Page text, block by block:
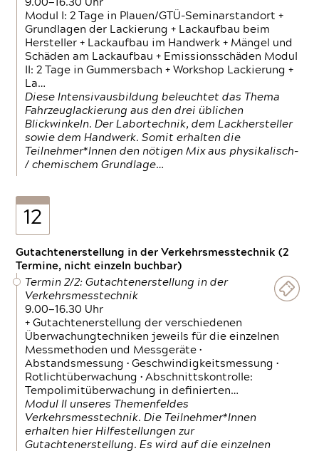
9.00—16.30 Uhr
Modul I: 2 Tage in Plauen/GTÜ-Seminarstandort +
Grundlagen der Lackierung + Lackaufbau beim
Hersteller + Lackaufbau im Handwerk + Mängel und
Schäden am Lackaufbau + Emissionsschäden Modul
II: 2 Tage in Gummersbach + Workshop Lackierung +
La…
Diese Intensivausbildung beleuchtet das Thema
Fahrzeuglackierung aus den drei üblichen
Blickwinkeln. Der Labortechnik, dem Lackhersteller
sowie dem Handwerk. Somit erhalten die
Teilnehmer*Innen den nötigen Mix aus physikalisch-
/ chemischem Grundlage…
12
Gutachtenerstellung in der Verkehrsmesstechnik (2
Termine, nicht einzeln buchbar)
Termin 2/2: Gutachtenerstellung in der
Verkehrsmesstechnik
9.00—16.30 Uhr
+ Gutachtenerstellung der verschiedenen
Überwachungtechniken jeweils für die einzelnen
Messmethoden und Messgeräte •
Abstandsmessung • Geschwindigkeitsmessung •
Rotlichtüberwachung • Abschnittskontrolle:
Tempolimitüberwachung in definierten…
Modul II unseres Themenfeldes
Verkehrsmesstechnik. Die Teilnehmer*Innen
erhalten hier Hilfestellungen zur
Gutachtenerstellung. Es wird auf die einzelnen